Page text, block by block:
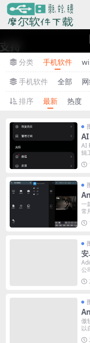
分类 手机软件
手机软件
全部
排序
最新 热度
AI
AI
辑
一
常
公
傲
以